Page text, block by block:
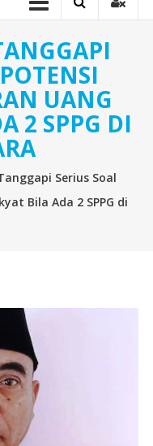
UANG
2 SPPG DI
Serius Soal
Bila Ada 2 SPPG di